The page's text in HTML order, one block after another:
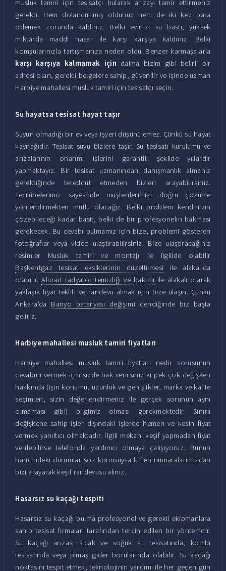
musluk tamiri için tesisatçı bularak arızayı tamir ettirmeniz
gerekti. Hem dolandırılmış oldunuz hem de iki kez para
ödemek zorunda kaldınız. Belki evinizi su bastı, yüksek
miktarda maddi hasar ile karşı karşıya kaldınız. Belki
komşularınızla tartışmanıza neden oldu. Benzer karmaşalarla
karşı karşıya kalmamak için daima bizim gibi belirli bir
adresi olan, gerekli belgelere sahip, güvenilir ve işinde uzman
Harbiye mahallesi musluk tamiri için tesisatçı seçin.
Su hayatsa tesisat hayat taşır
Suyun olmadığı bir ev veya işyeri düşünülemez. Çünkü su hayat
kaynağıdır. Tesisat suyu bizlere taşır. Su tesisatı kurulumu ve
arızalarının onarımı işlerini garantili şekilde yıllardır
yapmaktayız. Bir tesisat uzmanından danışmanlık almanız
gerektiğinde tereddüt etmeden bizleri arayabilirsiniz.
Tecrübelerimiz sayesinde müşterilerimizi doğru çözüme
yönlendirmekten mutlu olacağız. Belki problem kendinizin
çözebileceği kadar basit, belki de bir profesyonelin bakması
gerekecek. Bu cevabı bulmamız için bize, problemi gösteren
fotoğraflar veya video ulaştırabilirsiniz. Bize ulaştıracağınız
resimler Musluk tamiri ve montajı ile ilgilide olabilir
Başkentgaz tesisat eksiklerinin düzeltilmesi ile alakalıda
olabilir.Alurad radyatör temizliği ve bakımı ile alakalı olarak
yaklaşık fiyat teklifi ve randevu almak için bize ulaşın. Çünkü
Ankara'da Banyo bataryası değişimidendiğinde biz başta
geliriz.
Harbiye mahallesi musluk tamiri fiyatları
Harbiye mahallesi musluk tamiri fiyatları nedir sorusunun
cevabını vermek için sizde hak verirsiniz ki pek çok değişken
hakkında (işin konumu, uzunluk ve genişlikler, marka ve kalite
seçimleri, sizin değerlendirmeniz ile gerçek sorunun aynı
olmaması gibi) bilgimiz olması gerekmektedir. Sınırlı
değişkene sahip işler dışındaki işlerde hemen ve kesin fiyat
vermek yanıltıcı olmaktadır. İlgili mekanı keşif yapmadan fiyat
verilebilirse telefonda yardımcı olmaya çalışıyoruz. Bunun
haricindeki durumlar söz konusuysa lütfen numaralarımızdan
bizi arayarak keşif randevusu alınız.
Hasarsız su kaçağı tespiti
Hasarsız su kaçağı bulma profesyonel ve gerekli ekipmanlara
sahip tesisat firmaları tarafından tercih edilen bir yöntemdir.
Su kaçağı arızası sıcak ve soğuk su tesisatında, kombi
tesisatında veya pimaş gider borularında olabilir. Su kaçağı
noktasını tespit etmek, teknolojinin yardımı ile her geçen gün